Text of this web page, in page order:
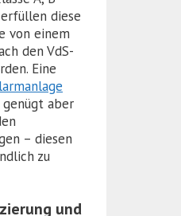
diese
von einem
den VdS-
Eine
aber
– diesen
zu
und